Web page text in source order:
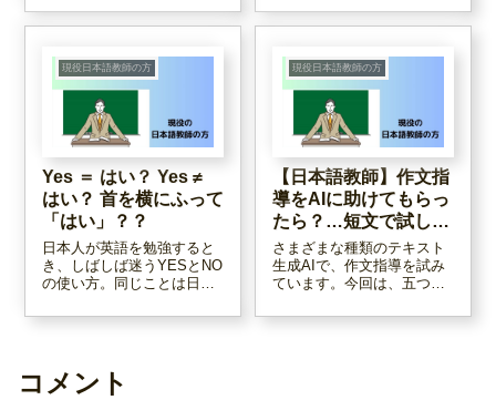
しっかり日本語教育はでき
それは学生ファーストの考
え方ではないと思います。
まず学んでみませんか？
でしょうか？一部の日本語
教師が学生にホワハラをし
か、と思い、まとめてみま
した。
現役日本語教師の方
Yes ＝ はい？ Yes ≠
はい？ 首を横にふって
「はい」？？
日本人が英語を勉強すると
き、しばしば迷うYESとNO
の使い方。同じことは日本
るようです。また、「は
す。日本人とは逆のことが
あります・・・。日本語教
現役日本語教師の方
【日本語教師】作文指
導をAIに助けてもらっ
たら？…短文で試して
みた。
さまざまな種類のテキスト
生成AIで、作文指導を試み
ています。今回は、五つの
せた結果を一例としてご紹
コメント